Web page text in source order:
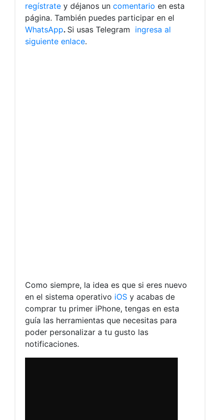
regístrate y déjanos un comentario en esta
página. También puedes participar en el
WhatsApp. Si usas Telegram ingresa al
siguiente enlace.
Como siempre, la idea es que si eres nuevo
en el sistema operativo iOS y acabas de
comprar tu primer iPhone, tengas en esta
guía las herramientas que necesitas para
poder personalizar a tu gusto las
notificaciones.